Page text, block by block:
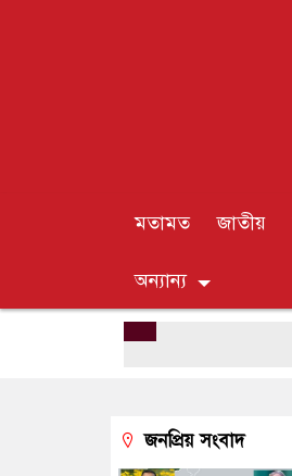
মতামত জাতীয়
অন্যান্য
জনপ্রিয় সংবাদ